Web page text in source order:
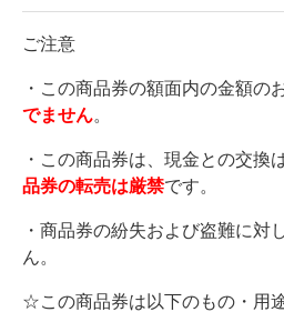
ご注意
・この商品券の額面内の金額の
でません。
・この商品券は、現金との交換
品券の転売は厳禁です。
・商品券の紛失および盗難に対
ん。
☆この商品券は以下のもの・用